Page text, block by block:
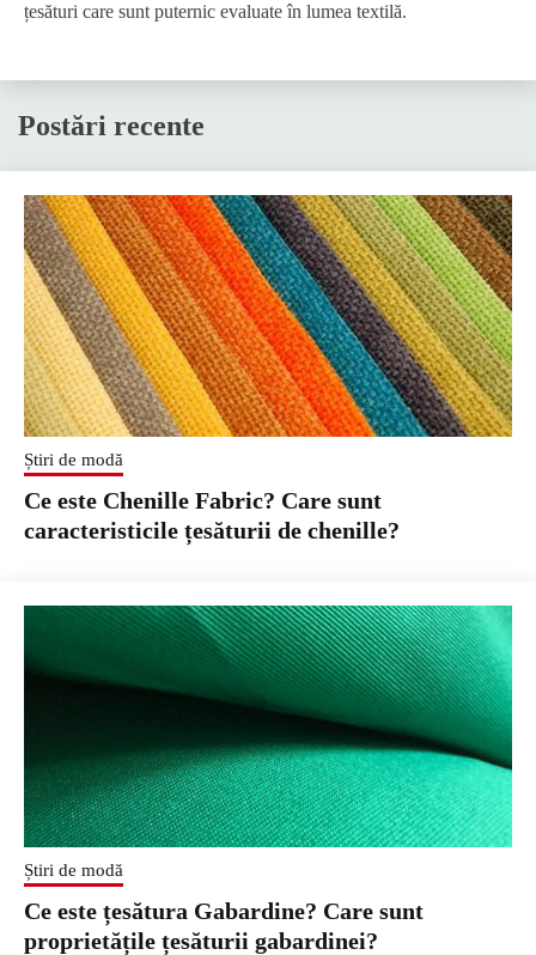
țesături care sunt puternic evaluate în lumea textilă.
Postări recente
Știri de modă
Ce este Chenille Fabric? Care sunt
caracteristicile țesăturii de chenille?
Știri de modă
Ce este țesătura Gabardine? Care sunt
proprietățile țesăturii gabardinei?